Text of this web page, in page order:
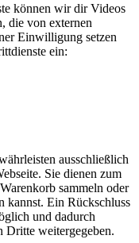
können wir dir Videos
die von externen
Einwilligung setzen
ein:
ausschließlich
Sie dienen zum
sammeln oder
kannst. Ein Rückschluss
und dadurch
Dritte weitergegeben.